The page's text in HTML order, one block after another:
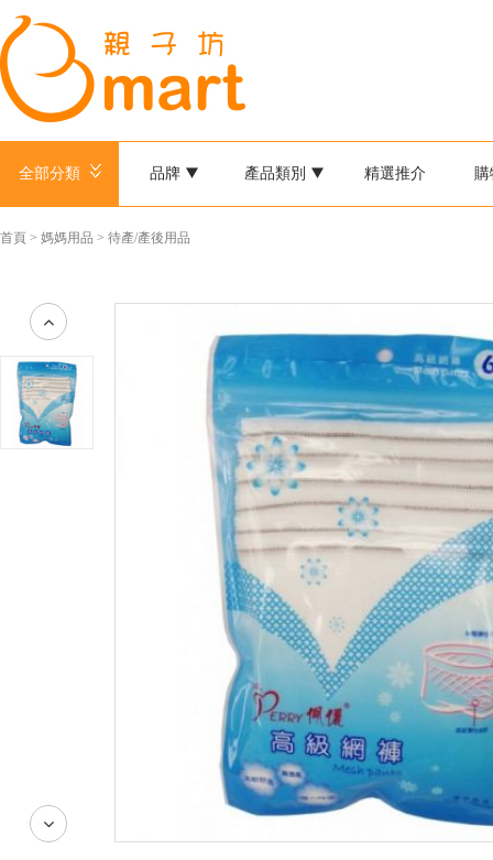
全部分類 品牌 產品類別 精選推介 購
首頁 > 媽媽用品 > 待產/產後用品